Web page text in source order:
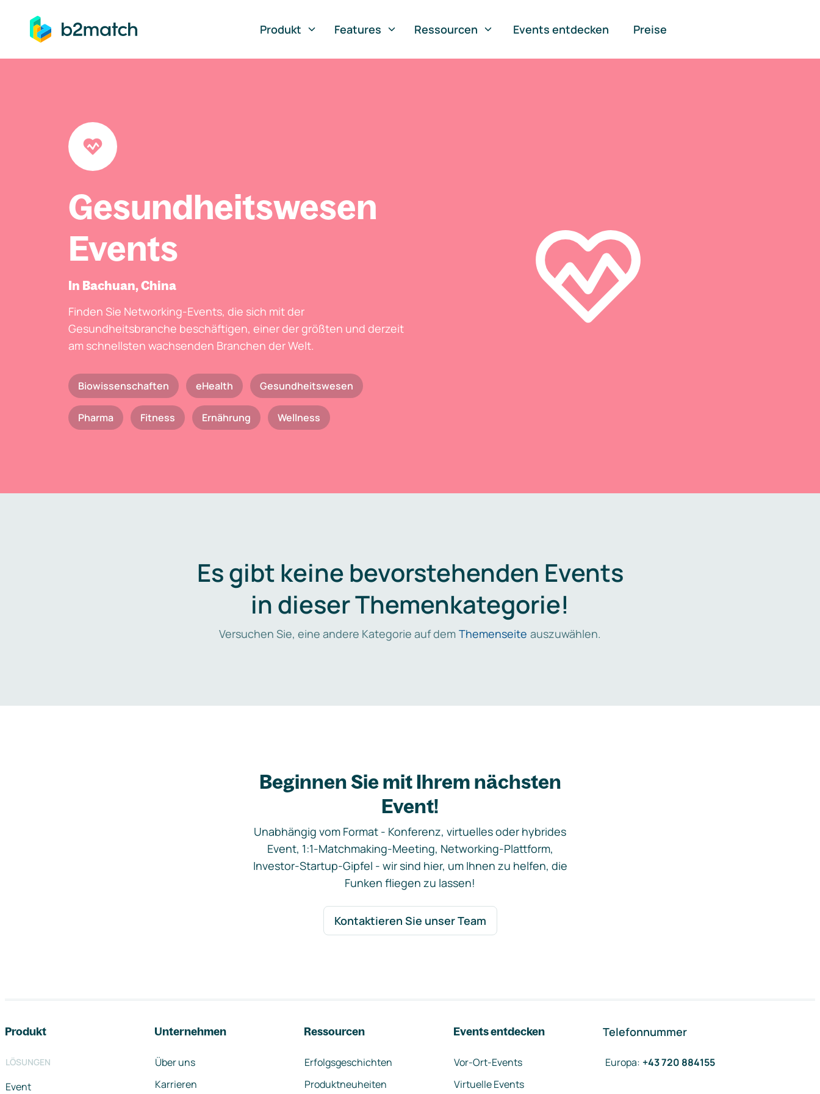
springen
Produkt
Features Ressourcen Events entdecken Preise
Gesundheitswesen
Events
In Bachuan, China
Finden Sie Networking-Events, die sich mit der
Gesundheitsbranche beschäftigen, einer der größten und derzeit
am schnellsten wachsenden Branchen der Welt.
Biowissenschaften eHealth Gesundheitswesen
Pharma Fitness Ernährung Wellness
Es gibt keine bevorstehenden Events
in dieser Themenkategorie!
Versuchen Sie, eine andere Kategorie auf dem Themenseite auszuwählen.
Beginnen Sie mit Ihrem nächsten
Event!
Unabhängig vom Format - Konferenz, virtuelles oder hybrides
Event, 1:1-Matchmaking-Meeting, Networking-Plattform,
Investor-Startup-Gipfel - wir sind hier, um Ihnen zu helfen, die
Funken fliegen zu lassen!
Kontaktieren Sie unser Team
Produkt
LÖSUNGEN
Event
Unternehmen
Über uns
Karrieren
Ressourcen
Erfolgsgeschichten
Produktneuheiten
Events entdecken
Vor-Ort-Events
Virtuelle Events
Telefonnummer
Europa: +43 720 884155